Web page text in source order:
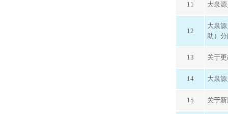
11 大泉
12
大泉
助）
13 关于
14 大泉
15 关于